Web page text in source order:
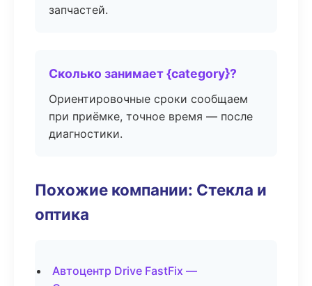
запчастей.
Сколько занимает {category}?
Ориентировочные сроки сообщаем
при приёмке, точное время — после
диагностики.
Похожие компании: Стекла и
оптика
Автоцентр Drive FastFix —